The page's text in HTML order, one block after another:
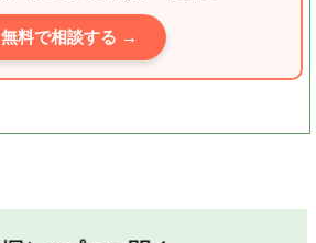
無料で相談する →